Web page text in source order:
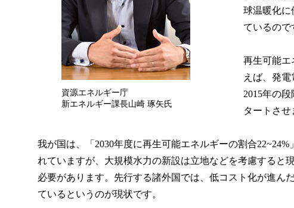
資源エネルギー庁
新エネルギー課長山崎 琢矢氏
球温暖化に
ているので
再生可能エ
えば、発
2015年の
タートさせ
我が国は、「2030年度に再生可能エネルギーの割合
れていますが、大規模水力の新設は立地などを考慮すると
必要があります。先行する諸外国では、低コスト化が進ん
ているというのが現状です。